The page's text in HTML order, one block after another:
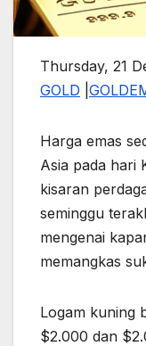
Thursday, 21
GOLD GOLD
Harga emas
Asia pada hari
kisaran
seminggu
mengenai
memangkas
Logam kuning
$2.000 dan